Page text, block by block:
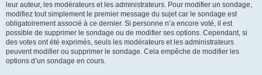
leur auteur, les modérateurs et les administrateurs. Pour modifier un sondage,
modifiez tout simplement le premier message du sujet car le sondage est
obligatoirement associé à ce dernier. Si personne n’a encore voté, il est
possible de supprimer le sondage ou de modifier ses options. Cependant, si
des votes ont été exprimés, seuls les modérateurs et les administrateurs
peuvent modifier ou supprimer le sondage. Cela empêche de modifier les
options d’un sondage en cours.